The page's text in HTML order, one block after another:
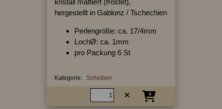
hergestellt in Gablonz / Tschechien
Perlengröße: ca. 17/4mm
LochØ: ca. 1mm
pro Packung 6 St
Kategorie: Scheiben